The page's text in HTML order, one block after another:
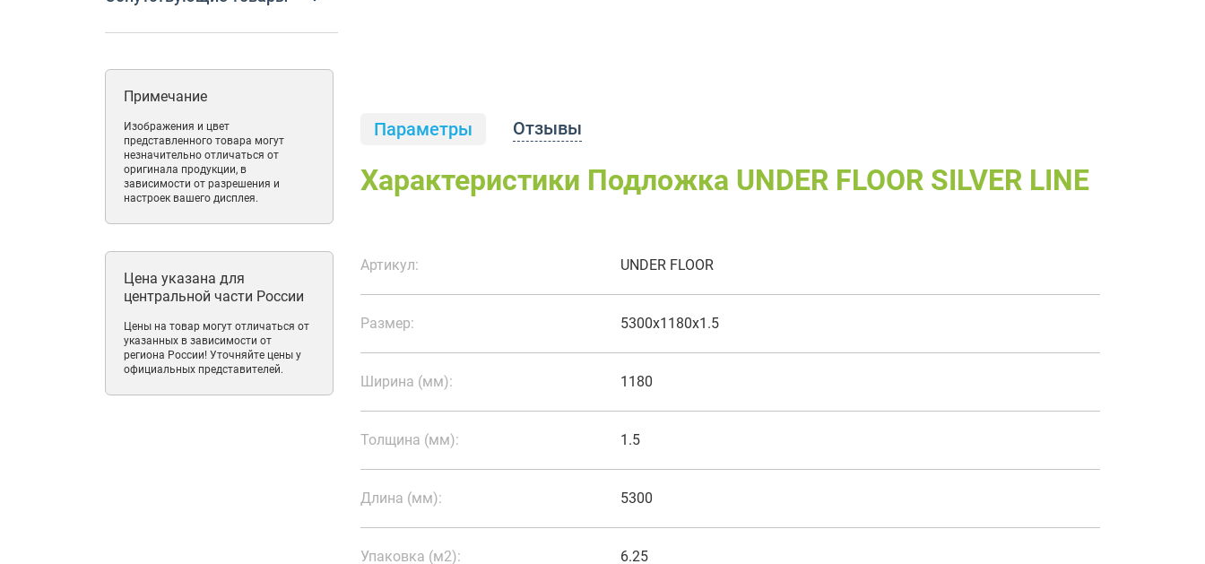
Примечание
Изображения и цвет
представленного товара могут
незначительно отличаться от
оригинала продукции, в
зависимости от разрешения и
настроек вашего дисплея.
Цена указана для
центральной части России
Цены на товар могут отличаться от
указанных в зависимости от
региона России! Уточняйте цены у
официальных представителей.
Параметры Отзывы
Характеристики Подложка UNDER FLOOR SILVER LINE
Артикул: UNDER FLOOR
Размер: 5300x1180x1.5
Ширина (мм): 1180
Толщина (мм): 1.5
Длина (мм): 5300
Упаковка (м2): 6.25